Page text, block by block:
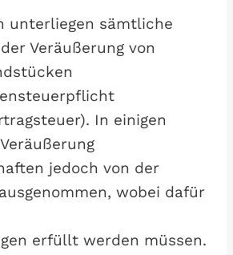
unterliegen sämtliche
Veräußerung von
In einigen
jedoch von der
wobei dafür
erfüllt werden müssen.